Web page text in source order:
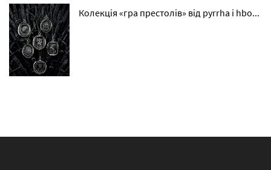
Колекція «гра престолів» від pyrrha і hbo...